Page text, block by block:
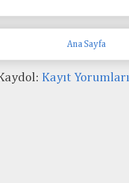
Ana Sayfa
Kayıt